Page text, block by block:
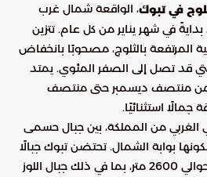
في تبوك، الواقعة شمال غرب
بدايةً في شهر يناير من كل عام. تتزين
المرتفعة بالثلوج، مصحوبًا بانخفاض
قد تصل إلى الصفر المئوي. يمتد
من منتصف ديسمبر حتى منتصف
استثنائيًا.
الغربي من المملكة، بين جبال حسمى
بوابة الشمال. تحتضن تبوك جبالًا
شاهقة يصل ارتفاعها إلى حوالي 2600 متر، بما في ذلك جبال اللوز